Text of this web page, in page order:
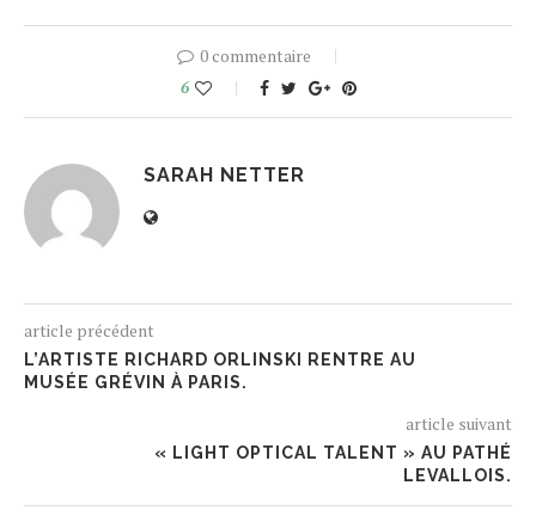
0 commentaire
6
SARAH NETTER
article précédent
L’ARTISTE RICHARD ORLINSKI RENTRE AU
MUSÉE GRÉVIN À PARIS.
article suivant
« LIGHT OPTICAL TALENT » AU PATHÉ
LEVALLOIS.